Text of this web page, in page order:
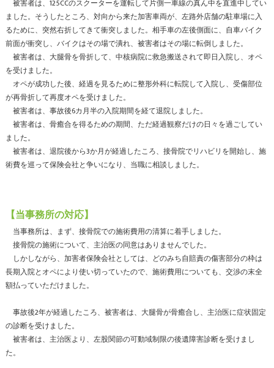
被害者は、125CCのスクーターを運転して片側一車線の真ん中を直進中してい
ました。そうしたところ、対向から来た加害車両が、左路外店舗の駐車場に入
るために、突然右折してきて衝突しました。相手車の左後側面に、自車バイク
前面が衝突し、バイクはその場で潰れ、被害者はその場に転倒しました。
被害者は、大腿骨を骨折して、中核病院に救急搬送されて即日入院し、オペ
を受けました。
オペが成功した後、経過を見るために整形外科に転院して入院し、受傷部位
が再骨折して再度オペを受けました。
被害者は、事故後6カ月半の入院期間を経て退院しました。
被害者は、骨癒合を得るための期間、ただ経過観察だけの日々を過ごしてい
ました。
被害者は、退院後から3か月が経過したころ、接骨院でリハビリを開始し、施
術費を巡って保険会社と争いになり、当職に相談しました。
【当事務所の対応】
当事務所は、まず、接骨院での施術費用の清算に着手しました。
接骨院の施術について、主治医の同意はありませんでした。
しかしながら、加害者保険会社としては、どのみち自賠責の傷害部分の枠は
長期入院とオペにより使い切っていたので、施術費用についても、交渉の末全
額払っていただけました。
事故後2年が経過したころ、被害者は、大腿骨が骨癒合し、主治医に症状固定
の診断を受けました。
被害者は、主治医より、左股関節の可動域制限の後遺障害診断を受けまし
た。